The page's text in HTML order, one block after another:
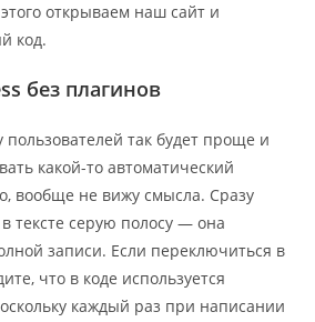
открываем наш сайт и
код.
без плагинов
так будет проще и
какой-то автоматический
вообще не вижу смысла. Сразу
в тексте серую полосу — она
записи. Если переключиться в
что в коде используется
каждый раз при написании